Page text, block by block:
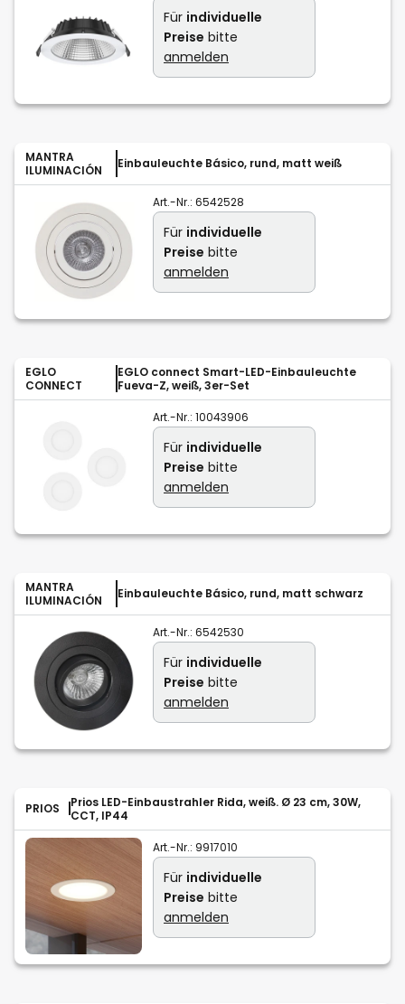
Für individuelle
Preise bitte
anmelden
MANTRA
ILUMINACIÓN
Einbauleuchte Básico, rund, matt weiß
Art.-Nr.: 6542528
Für individuelle
Preise bitte
anmelden
EGLO
CONNECT
EGLO connect Smart-LED-Einbauleuchte
Fueva-Z, weiß, 3er-Set
Art.-Nr.: 10043906
Für individuelle
Preise bitte
anmelden
MANTRA
ILUMINACIÓN
Einbauleuchte Básico, rund, matt schwarz
Art.-Nr.: 6542530
Für individuelle
Preise bitte
anmelden
PRIOS
Prios LED-Einbaustrahler Rida, weiß. Ø 23 cm, 30W,
CCT, IP44
Art.-Nr.: 9917010
Für individuelle
Preise bitte
anmelden